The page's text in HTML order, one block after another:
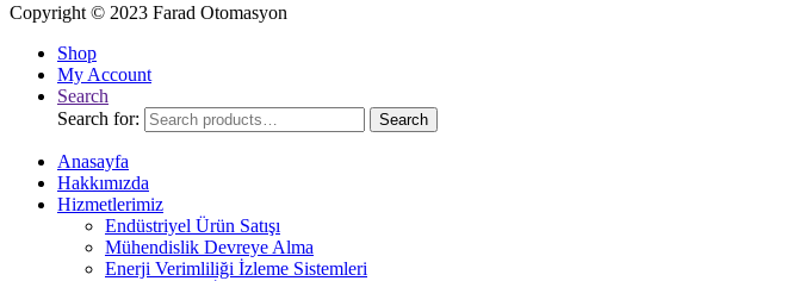
Copyright © 2023 Farad Otomasyon
Shop
My Account
Search
Search for:
Search
Anasayfa
Hakkımızda
Hizmetlerimiz
Endüstriyel Ürün Satışı
Mühendislik Devreye Alma
Enerji Verimliliği İzleme Sistemleri